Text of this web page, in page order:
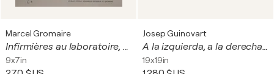
Marcel Gromaire
Infirmières au laboratoire, Lithographie signée
9x7in
Josep Guinovart
A la izquierda, a la derecha, por el sur y por el norte
19x19in